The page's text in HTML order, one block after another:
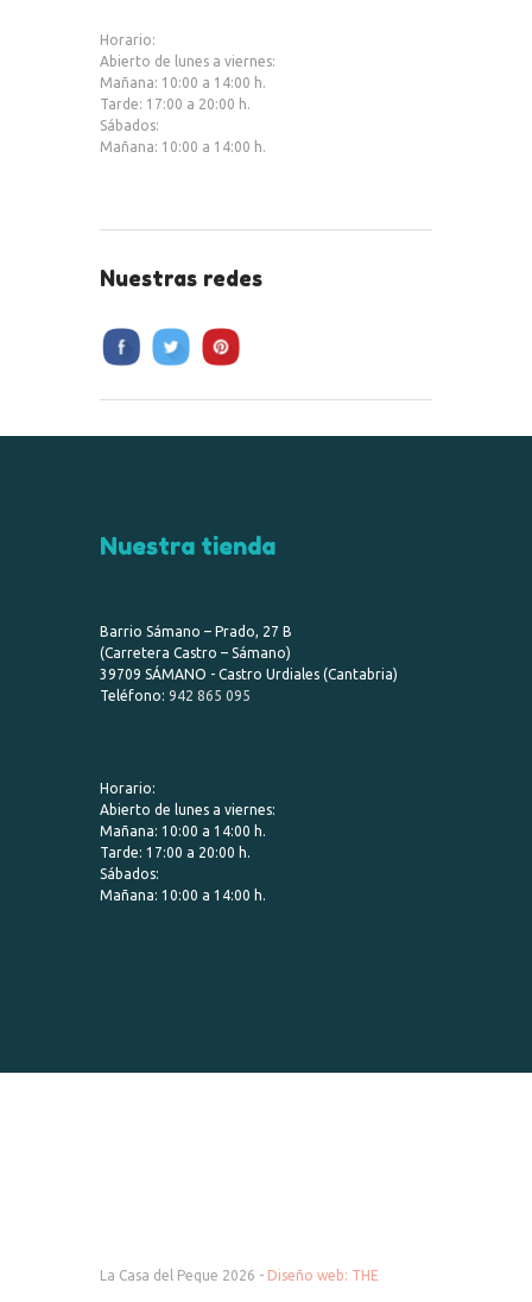
Horario:
Abierto de lunes a viernes:
Mañana: 10:00 a 14:00 h.
Tarde: 17:00 a 20:00 h.
Sábados:
Mañana: 10:00 a 14:00 h.
Nuestras redes
Nuestra tienda
Barrio Sámano – Prado, 27 B
(Carretera Castro – Sámano)
39709 SÁMANO - Castro Urdiales (Cantabria)
Teléfono: 942 865 095
Horario:
Abierto de lunes a viernes:
Mañana: 10:00 a 14:00 h.
Tarde: 17:00 a 20:00 h.
Sábados:
Mañana: 10:00 a 14:00 h.
La Casa del Peque 2026 - Diseño web: THE